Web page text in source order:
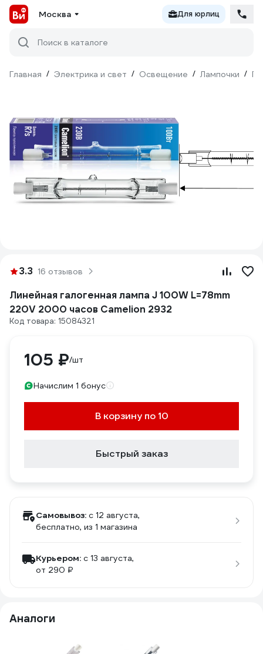
Москва Для юрлиц
Поиск в каталоге
Главная / Электрика и свет / Освещение / Лампочки /
3.3 16 отзывов
Линейная галогенная лампа J 100W L=78mm
220V 2000 часов Camelion 2932
Код товара: 15084321
105 ₽/шт
Начислим 1 бонус
В корзину по 10
Быстрый заказ
Самовывоз: c 12 августа,
бесплатно, из 1 магазина
Курьером: c 13 августа,
от 290 ₽
Аналоги